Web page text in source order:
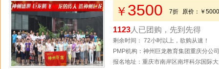
￥ 3500 7折 原价： ￥5000
1123 人已团购，先到先得
剩余时间： 72小时以上，欲购从速！
PMP机构：神州巨龙教育集团重庆分公司
报名地址：重庆市南岸区南坪科尔国际